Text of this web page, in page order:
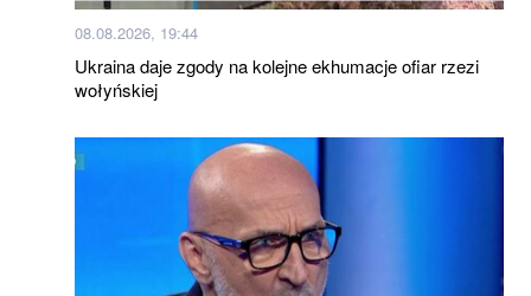
08.08.2026, 19:44
Ukraina daje zgody na kolejne ekhumacje ofiar rzezi
wołyńskiej